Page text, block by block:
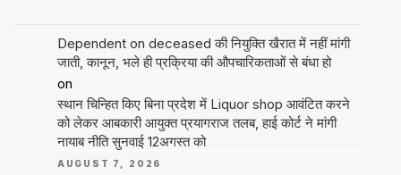
Dependent on deceased की नियुक्ति खैरात में नहीं मांगी
जाती, कानून, भले ही प्रक्रिया की औपचारिकताओं से बंधा हो
on
स्थान चिन्हित किए बिना प्रदेश में Liquor shop आवंटित करने
को लेकर आबकारी आयुक्त प्रयागराज तलब, हाई कोर्ट ने मांगी
नायाब नीति सुनवाई 12अगस्त को
AUGUST 7, 2026